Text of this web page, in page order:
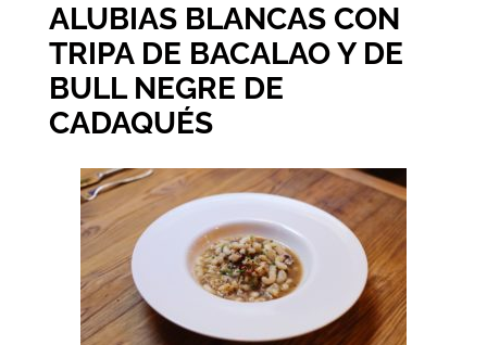
ALUBIAS BLANCAS CON
TRIPA DE BACALAO Y DE
BULL NEGRE DE
CADAQUÉS